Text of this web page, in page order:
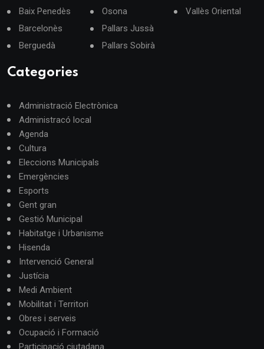
Baix Penedès
Barcelonès
Berguedà
Osona
Pallars Jussà
Pallars Sobirà
Vallès Oriental
Categories
Administració Electrònica
Administracó local
Agenda
Cultura
Eleccions Municipals
Emergències
Esports
Gent gran
Gestió Municipal
Habitatge i Urbanisme
Hisenda
Intervenció General
Justícia
Medi Ambient
Mobilitat i Territori
Obres i serveis
Ocupació i Formació
Participació ciutadana